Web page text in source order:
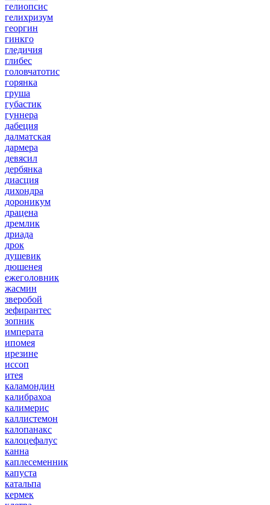
гелиопсис
гелихризум
георгин
гинкго
гледичия
глибес
головчатотис
горянка
груша
губастик
гуннера
дабеция
далматская
дармера
девясил
дербянка
диасция
дихондра
дороникум
драцена
дремлик
дриада
дрок
душевик
дюшенея
ежеголовник
жасмин
зверобой
зефирантес
зопник
императа
ипомея
ирезине
иссоп
итея
каламондин
калибрахоа
калимерис
каллистемон
калопанакс
калоцефалус
канна
каплесеменник
капуста
катальпа
кермек